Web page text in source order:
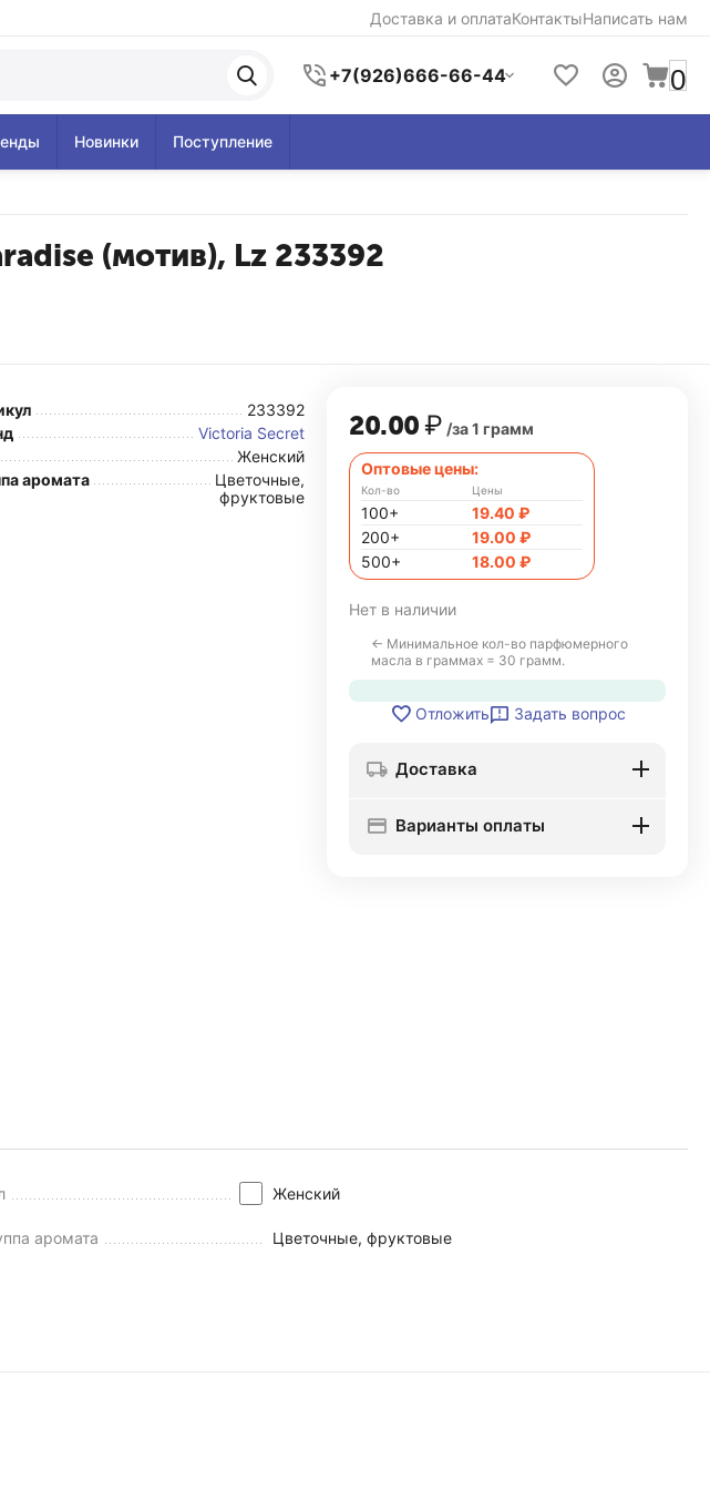
Доставка и оплатаКонтактыНаписать нам
+7(926)666-66-44 0
Новинки Поступление
(мотив), Lz 233392
233392
Victoria Secret
Женский
аромата
Цветочные,
фруктовые
20.00₽ /за 1 грамм
Оптовые цены:
Кол-во
100+
200+
500+
Цены
19.40 ₽
19.00 ₽
18.00 ₽
Нет в наличии
← Минимальное кол-во парфюмерного
масла в граммах = 30 грамм.
Отложить Задать вопрос
Доставка
Варианты оплаты
Женский
аромата Цветочные, фруктовые